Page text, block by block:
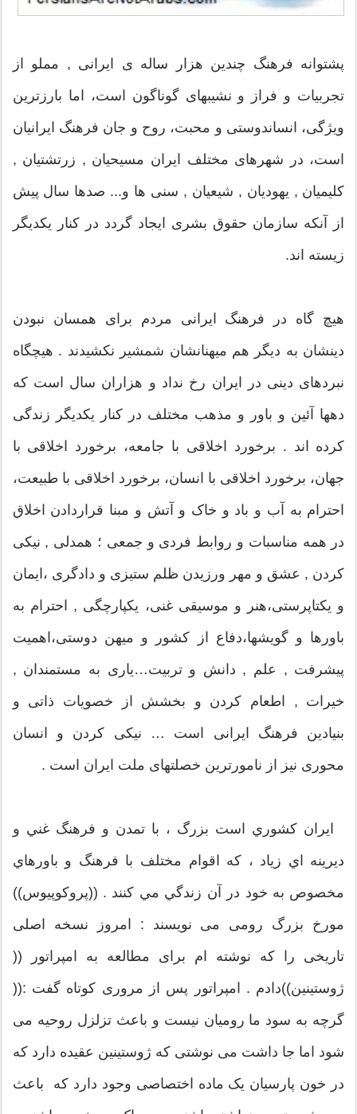
پشتوانه فرهنگ چندین هزار ساله ی ایرانی , مملو از
تجربیات و فراز و نشیبهای گوناگون است، اما بارزترین
ویژگی، انساندوستی و محبت، روح و جان فرهنگ ایرانیان
است، در شهرهای مختلف ایران مسیحیان , زرتشتیان ,
کلیمیان , یهودیان , شیعیان , سنی ها و... صدها سال پیش
از آنکه سازمان حقوق بشری ایجاد گردد در کنار یکدیگر
زیسته اند.
هیچ گاه در فرهنگ ایرانی مردم برای همسان نبودن
دینشان به دیگر هم میهنانشان شمشیر نکشیدند . هیچگاه
نبردهای دینی در ایران رخ نداد و هزاران سال است که
دهها آئین و باور و مذهب مختلف در کنار یکدیگر زندگی
کرده اند . برخورد اخلاقی با جامعه، برخورد اخلاقی با
جهان، برخورد اخلاقی با انسان، برخورد اخلاقی با طبیعت،
احترام به آب و باد و خاک و آتش و مبنا قراردادن اخلاق
در همه مناسبات و روابط فردی و جمعی ؛ همدلی , نیکی
کردن , عشق و مهر ورزیدن ظلم ستیزی و دادگری ،ایمان
و یکتاپرستی،هنر و موسیقی غنی، یکپارچگی , احترام به
باورها و گویشها،دفاع از کشور و میهن دوستی،اهمیت
پیشرفت , علم , دانش و تربیت…یاری به مستمندان ,
خیرات , اطعام کردن و بخشش از خصویات ذاتی و
بنیادین فرهنگ ایرانی است … نیکی کردن و انسان
محوری نیز از نامورترین خصلتهای ملت ایران است .
ايران كشوري است بزرگ ، با تمدن و فرهنگ غني و
ديرينه اي زياد ، كه اقوام مختلف با فرهنگ و باورهاي
مخصوص به خود در آن زندگي مي كنند . ((پروکوپیوس))
مورخ بزرگ رومی می نویسند : امروز نسخه اصلی
تاریخی را که نوشته ام برای مطالعه به امپراتور ((
ژوستینین))دادم . امپراتور پس از مروری کوتاه گفت :((
گرچه به سود ما رومیان نیست و باعث تزلزل روحیه می
شود اما جا داشت می نوشتی که ژوستینین عقیده دارد که
در خون پارسیان یک ماده اختصاصی وجود دارد که باعث